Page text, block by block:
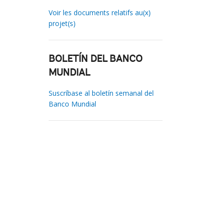
Voir les documents relatifs au(x)
projet(s)
BOLETÍN DEL BANCO
MUNDIAL
Suscríbase al boletín semanal del
Banco Mundial